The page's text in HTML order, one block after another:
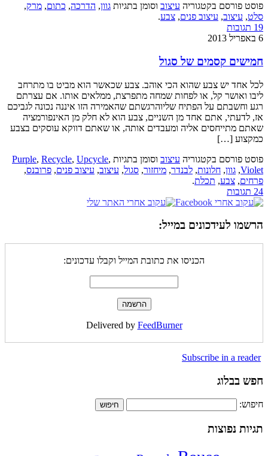
פוסט פורסם בקטגוריהעיצובוסומן בתגיותגוון,הדרכה,כתום,מרק,
סלט,עיצוב,עיצוב פנים,צבע.
19 תגובות
חמישים קסמים של סגול
לכל אחד יש צבע שהוא הכי אוהב. צבע שכאשר הוא מביט בו מתרחב
ליבו ואושר קל, או לפחות שמחה מתפרצת, ממלאים אותו. אם עצרתם
רגע וחשבתם על הפתיח שליוהרגשתם שהאמירה הזו איננה נכונה לגביכם
אז, לדעתי, אתם אחד מן השניים, צבע הוא לא חלק מן האינפורמציה
שאתם מתייחסים אליה ומעבדים אותה, או שאתם דווקא עוסקים בצבע
כמקצוע […]
פוסט פורסם בקטגוריהעיצובוסומן בתגיות Purple ,Recycle ,Upcycle ,
Violet
,גוון,חלונות,לבנדר,מיחזור,סגול,עיצוב,עיצוב פנים,פרובנס,
פרחים,צבע,תכלת.
24 תגובות
הרשמו לעידכונים במייל:
הכניסו את כתובת המייל וקבלו עדכונים:
Delivered byFeedBurner
Subscribe in a reader
חפש בבלוג
חיפוש:
תגיות נפוצות